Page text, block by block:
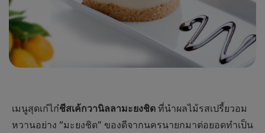
เมนูสุดเก๋ไก๋ชีสเค้กวานิลลามะยงชิดที่นำผลไม้รสเปรี้ยวอม
หวานอย่าง “มะยงชิด” ของดีจากนครนายกมาต่อยอดทำเป็น